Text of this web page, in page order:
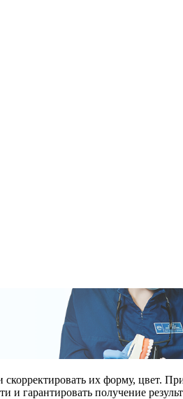
их форму, цвет.
и гарантировать получение